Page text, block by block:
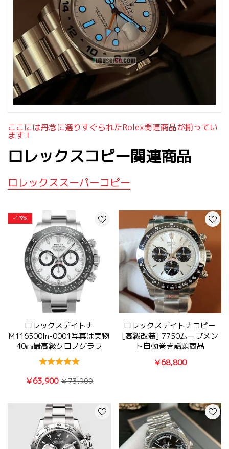
ここには丹念に選りすぐられたrolex関連商品が揃ってい
ます！
ロレックスコピー関連商品
ロレックススーパーコピー
-13%
ロレックスデイトナ
M116500ln-0001写真は実物
40㎜最高級クロノグラフ
7750時計
￥63,900 ￥73,900
ロレックスデイトナコピー
[高級改装] 7750ムーブメン
ト自動巻き話題商品
Ref.6263
￥68,800